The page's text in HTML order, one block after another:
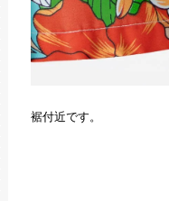
裾付近です。